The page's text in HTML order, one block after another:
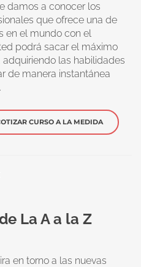
damos a conocer los
que ofrece una de
en el mundo con el
podrá sacar el máximo
las habilidades
de manera instantánea
CURSO A LA MEDIDA
La A a la Z
en torno a las nuevas